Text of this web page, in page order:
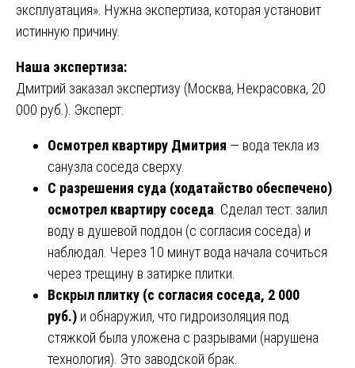
эксплуатация». Нужна экспертиза, которая установит
истинную причину.
Наша экспертиза:
Дмитрий заказал экспертизу (Москва, Некрасовка, 20
000 руб.). Эксперт:
Осмотрел квартиру Дмитрия — вода текла из
санузла соседа сверху.
С разрешения суда (ходатайство обеспечено)
осмотрел квартиру соседа . Сделал тест: залил
воду в душевой поддон (с согласия соседа) и
наблюдал. Через 10 минут вода начала сочиться
через трещину в затирке плитки.
Вскрыл плитку (с согласия соседа, 2 000
руб.) и обнаружил, что гидроизоляция под
стяжкой была уложена с разрывами (нарушена
технология). Это заводской брак.